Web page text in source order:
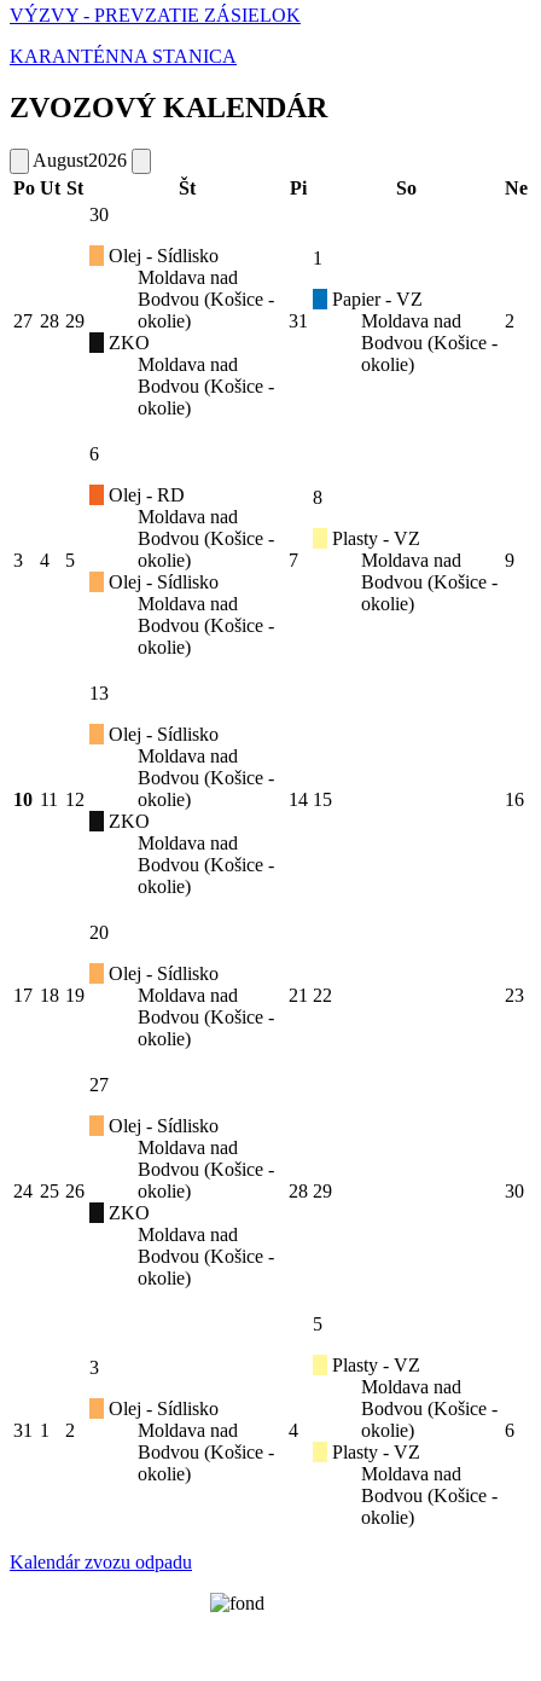
VÝZVY - PREVZATIE ZÁSIELOK
KARANTÉNNA STANICA
ZVOZOVÝ KALENDÁR
August2026
Po Ut St Št Pi So Ne
27 28 29
30
Olej - Sídlisko
Moldava nad
Bodvou (Košice -
okolie)
ZKO
Moldava nad
Bodvou (Košice -
okolie)
31
1
Papier - VZ
Moldava nad
Bodvou (Košice -
okolie)
2
3 4 5
6
Olej - RD
Moldava nad
Bodvou (Košice -
okolie)
Olej - Sídlisko
Moldava nad
Bodvou (Košice -
okolie)
7
8
Plasty - VZ
Moldava nad
Bodvou (Košice -
okolie)
9
10 11 12
13
Olej - Sídlisko
Moldava nad
Bodvou (Košice -
okolie)
ZKO
Moldava nad
Bodvou (Košice -
okolie)
14 15 16
17 18 19
20
Olej - Sídlisko
Moldava nad
Bodvou (Košice -
okolie)
21 22 23
24 25 26
27
Olej - Sídlisko
Moldava nad
Bodvou (Košice -
okolie)
ZKO
Moldava nad
Bodvou (Košice -
okolie)
28 29 30
31 1 2
3
Olej - Sídlisko
Moldava nad
Bodvou (Košice -
okolie)
4
5
Plasty - VZ
Moldava nad
Bodvou (Košice -
okolie)
Plasty - VZ
Moldava nad
Bodvou (Košice -
okolie)
6
Kalendár zvozu odpadu